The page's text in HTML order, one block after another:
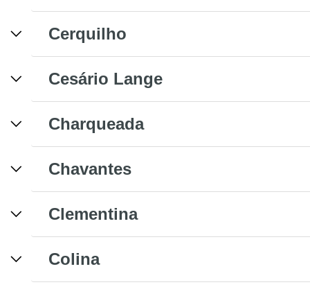
Cerquilho
Cesário Lange
Charqueada
Chavantes
Clementina
Colina